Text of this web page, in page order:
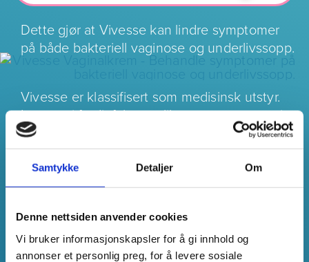
Samtykke Detaljer Om
Denne nettsiden anvender cookies
Vi bruker informasjonskapsler for å gi innhold og
annonser et personlig preg, for å levere sosiale
Dette gjør at Vivesse kan lindre symptomer
på både bakteriell vaginose og underlivssopp.
Vivesse er klassifisert som medisinsk utstyr.
Leveres i ferdigfylte applikatorer, noe som gjør
det enkelt, praktisk og lett å bruke.
Vivesse inneholder tre naturbaserte stoffer:
melkesyre, erteprotein og druefrøekstrakt.
Vivesse kan også bidra til å forebygge
tilbakevendende vaginale infeksjoner.